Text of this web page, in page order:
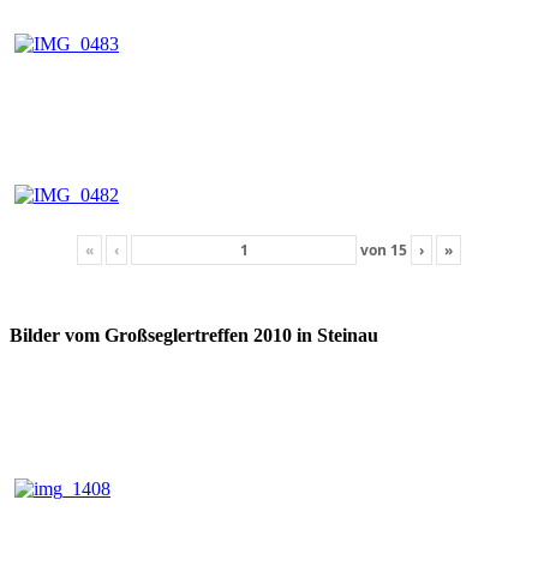
« ‹ von 15 › »
Bilder vom Großseglertreffen 2010 in Steinau